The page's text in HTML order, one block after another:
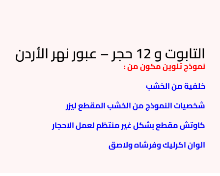
التابوت و 12 حجر – عبور نهر الأردن
نموذج تلوين مكون من :
خلفية من الخشب
شخصيات النموذج من الخشب المقطع ليزر
كاوتش مقطع بشكل غير منتظم لعمل الاحجار
الوان اكرليك وفرشاه ولاصق